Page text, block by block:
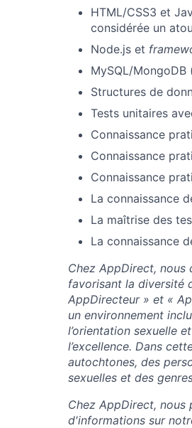
HTML/CSS3 et
considérée un
Node.js et
MySQL/MongoDB
Structures de
Tests unitaires
Connaissance
Connaissance
Connaissance
La connaissance
La maîtrise des
La connaissance
Chez AppDirect, nous
favorisant la diversité
AppDirecteur » et «
un environnement
l’orientation sexuelle
l’excellence. Dans
autochtones, des
sexuelles et des
Chez AppDirect, nous
d'informations sur